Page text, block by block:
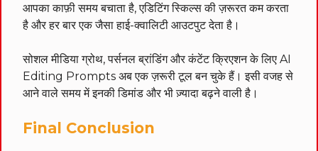
आपका काफ़ी समय बचाता है, एडिटिंग स्किल्स की ज़रूरत कम करता
है और हर बार एक जैसा हाई-क्वालिटी आउटपुट देता है।
सोशल मीडिया ग्रोथ, पर्सनल ब्रांडिंग और कंटेंट क्रिएशन के लिए AI
Editing Prompts अब एक ज़रूरी टूल बन चुके हैं। इसी वजह से
आने वाले समय में इनकी डिमांड और भी ज़्यादा बढ़ने वाली है।
Final Conclusion